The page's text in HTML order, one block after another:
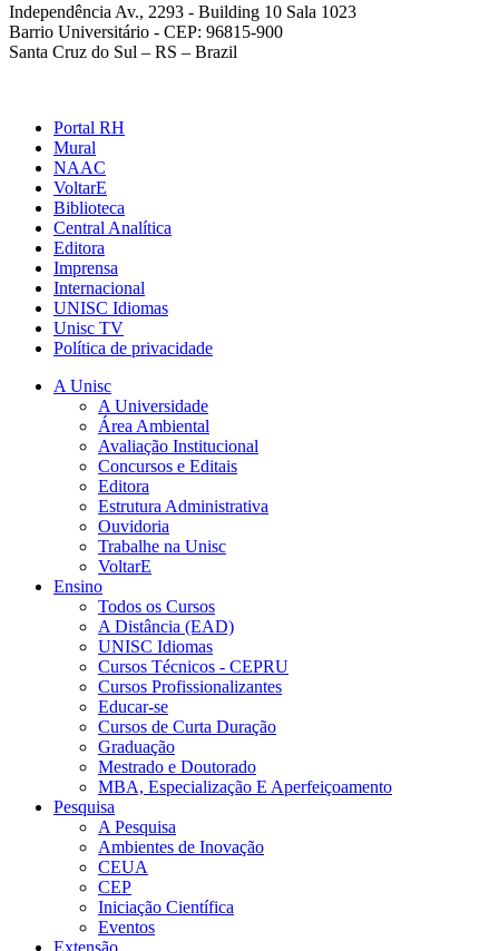
Independência Av., 2293 - Building 10 Sala 1023
Barrio Universitário - CEP: 96815-900
Santa Cruz do Sul – RS – Brazil
Portal RH
Mural
NAAC
VoltarE
Biblioteca
Central Analítica
Editora
Imprensa
Internacional
UNISC Idiomas
Unisc TV
Política de privacidade
A Unisc
A Universidade
Área Ambiental
Avaliação Institucional
Concursos e Editais
Editora
Estrutura Administrativa
Ouvidoria
Trabalhe na Unisc
VoltarE
Ensino
Todos os Cursos
A Distância (EAD)
UNISC Idiomas
Cursos Técnicos - CEPRU
Cursos Profissionalizantes
Educar-se
Cursos de Curta Duração
Graduação
Mestrado e Doutorado
MBA, Especialização E Aperfeiçoamento
Pesquisa
A Pesquisa
Ambientes de Inovação
CEUA
CEP
Iniciação Científica
Eventos
Extensão